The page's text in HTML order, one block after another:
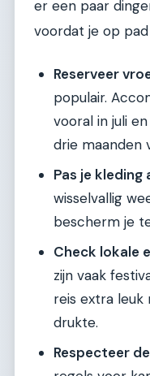
er een paar
voordat je op pad
Reserveer
populair.
vooral in juli
drie maanden
Pas je kleding
wisselvallig
bescherm je
Check lokale
zijn vaak
reis extra leuk
drukte.
Respecteer